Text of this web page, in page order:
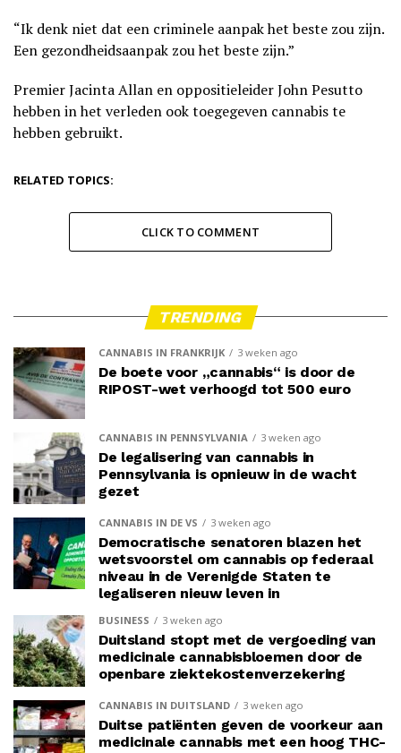
“Ik denk niet dat een criminele aanpak het beste zou zijn.
Een gezondheidsaanpak zou het beste zijn.”
Premier Jacinta Allan en oppositieleider John Pesutto
hebben in het verleden ook toegegeven cannabis te
hebben gebruikt.
RELATED TOPICS:
CLICK TO COMMENT
TRENDING
CANNABIS IN FRANKRIJK 3 weken ago
De boete voor „cannabis“ is door de
RIPOST-wet verhoogd tot 500 euro
CANNABIS IN PENNSYLVANIA 3 weken ago
De legalisering van cannabis in
Pennsylvania is opnieuw in de wacht
gezet
CANNABIS IN DE VS 3 weken ago
Democratische senatoren blazen het
wetsvoorstel om cannabis op federaal
niveau in de Verenigde Staten te
legaliseren nieuw leven in
BUSINESS 3 weken ago
Duitsland stopt met de vergoeding van
medicinale cannabisbloemen door de
openbare ziektekostenverzekering
CANNABIS IN DUITSLAND 3 weken ago
Duitse patiënten geven de voorkeur aan
medicinale cannabis met een hoog THC-